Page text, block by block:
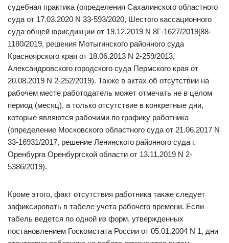
судебная практика (определения Сахалинского областного
суда от 17.03.2020 N 33-593/2020, Шестого кассационного
суда общей юрисдикции от 19.12.2019 N 8Г-1627/2019[88-
1180/2019, решения Мотыгинского районного суда
Красноярского края от 18.06.2013 N 2-259/2013,
Александровского городского суда Пермского края от
20.08.2019 N 2-252/2019). Также в актах об отсутствии на
рабочем месте работодатель может отмечать не в целом
период (месяц), а только отсутствие в конкретные дни,
которые являются рабочими по графику работника
(определение Московского областного суда от 21.06.2017 N
33-16931/2017, решение Ленинского районного суда г.
Оренбурга Оренбургской области от 13.11.2019 N 2-
5386/2019).
Кроме этого, факт отсутствия работника также следует
зафиксировать в табеле учета рабочего времени. Если
табель ведется по одной из форм, утвержденных
постановлением Госкомстата России от 05.01.2004 N 1, дни